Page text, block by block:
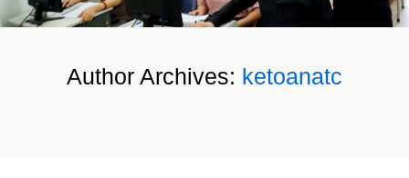
Author Archives: ketoanatc